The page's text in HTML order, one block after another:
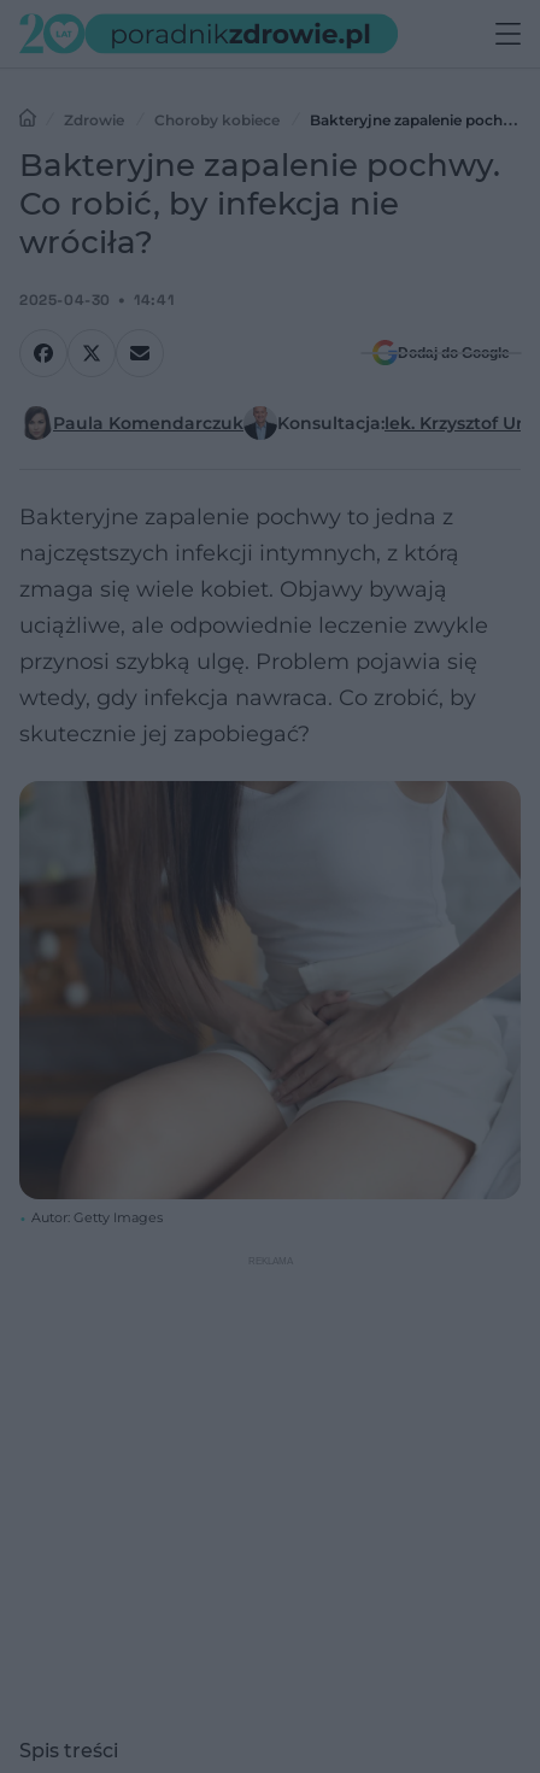
Zdrowie Choroby kobiece
Bakteryjne zapalenie pochwy.
Co robić, by infekcja nie wróciła?
Bakteryjne zapalenie pochwy.
Co robić, by infekcja nie
wróciła?
2025-04-30 14:41
Dodaj do Google
Paula Komendarczuk Konsultacja:lek. Krzysztof
Bakteryjne zapalenie pochwy to jedna z
najczęstszych infekcji intymnych, z którą
zmaga się wiele kobiet. Objawy bywają
uciążliwe, ale odpowiednie leczenie zwykle
przynosi szybką ulgę. Problem pojawia się
wtedy, gdy infekcja nawraca. Co zrobić, by
skutecznie jej zapobiegać?
Autor: Getty Images
Spis treści